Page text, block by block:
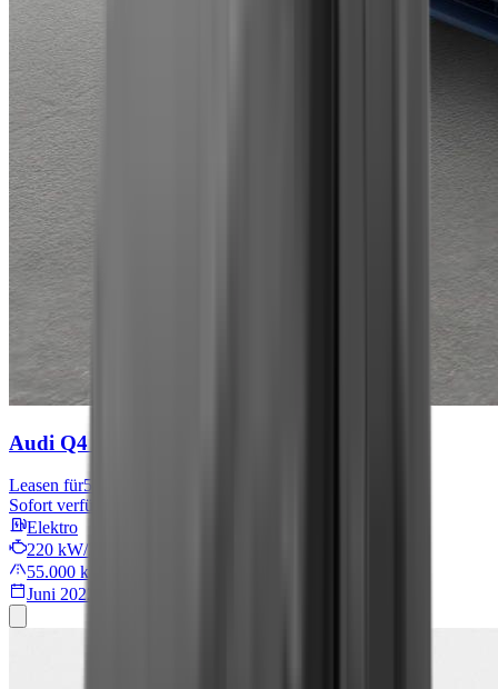
Audi Q4 e-tron
Leasen für576 € mtl.
Sofort verfügbar
Elektro
220 kW/299 PS
55.000 km
Juni 2022